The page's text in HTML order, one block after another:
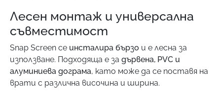
Лесен монтаж и универсална
съвместимост
Snap Screen се инсталира бързо и е лесна за
използване. Подходяща е за дървена, PVC и
алуминиева дограма, като може да се поставя на
врати с различна височина и ширина.